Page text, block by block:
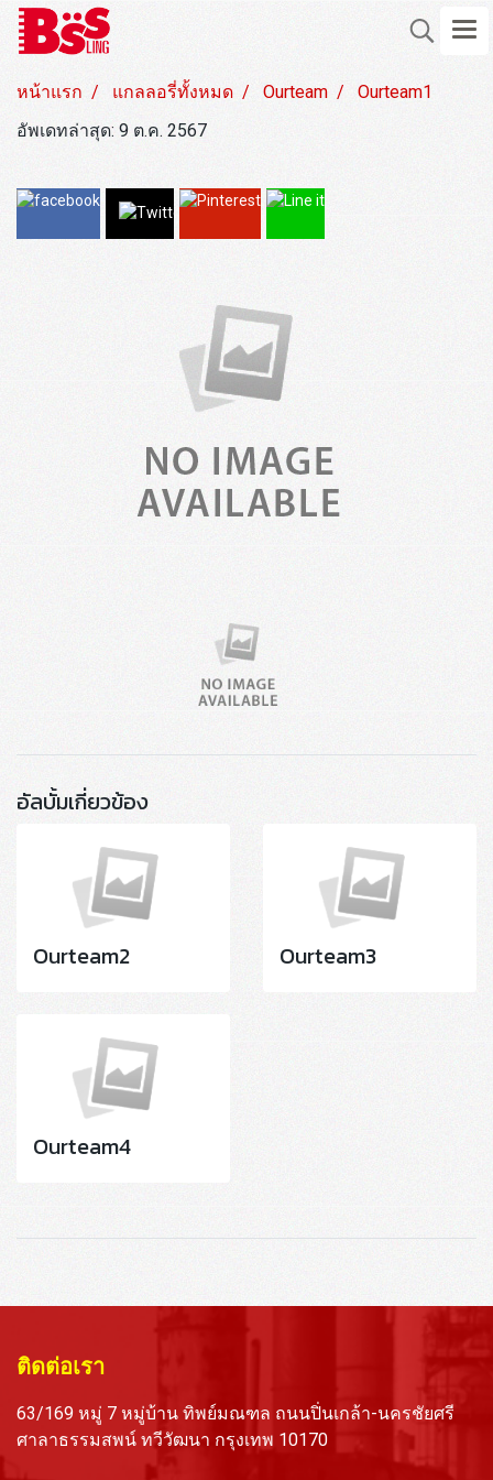
หน้าแรก แกลลอรี่ทั้งหมด Ourteam
Ourteam1
อัพเดทล่าสุด: 9 ต.ค. 2567
อัลบั้มเกี่ยวข้อง
Ourteam2 Ourteam3
Ourteam4
ติดต่อเรา
63/169 หมู่ 7 หมู่บ้าน ทิพย์มณฑล ถนนปิ่นเกล้า-นครชัยศรี
ศาลาธรรมสพน์ ทวีวัฒนา กรุงเทพ 10170